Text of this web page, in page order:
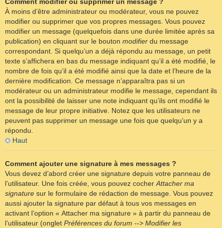
Comment modifier ou supprimer un message ?
À moins d’être administrateur ou modérateur, vous ne pouvez
modifier ou supprimer que vos propres messages. Vous pouvez
modifier un message (quelquefois dans une durée limitée après sa
publication) en cliquant sur le bouton modifier du message
correspondant. Si quelqu’un a déjà répondu au message, un petit
texte s’affichera en bas du message indiquant qu’il a été modifié, le
nombre de fois qu’il a été modifié ainsi que la date et l’heure de la
dernière modification. Ce message n’apparaîtra pas si un
modérateur ou un administrateur modifie le message, cependant ils
ont la possibilité de laisser une note indiquant qu’ils ont modifié le
message de leur propre initiative. Notez que les utilisateurs ne
peuvent pas supprimer un message une fois que quelqu’un y a
répondu.
Haut
Comment ajouter une signature à mes messages ?
Vous devez d’abord créer une signature depuis votre panneau de
l’utilisateur. Une fois créée, vous pouvez cocher Attacher ma
signature sur le formulaire de rédaction de message. Vous pouvez
aussi ajouter la signature par défaut à tous vos messages en
activant l’option « Attacher ma signature » à partir du panneau de
l’utilisateur (onglet Préférences du forum --> Modifier les